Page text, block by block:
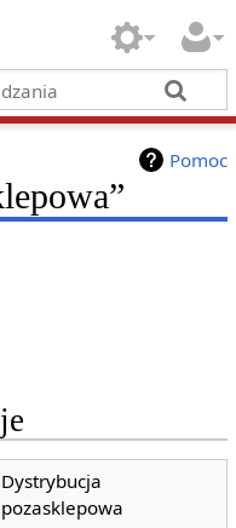
Pomoc
Dystrybucja
pozasklepowa